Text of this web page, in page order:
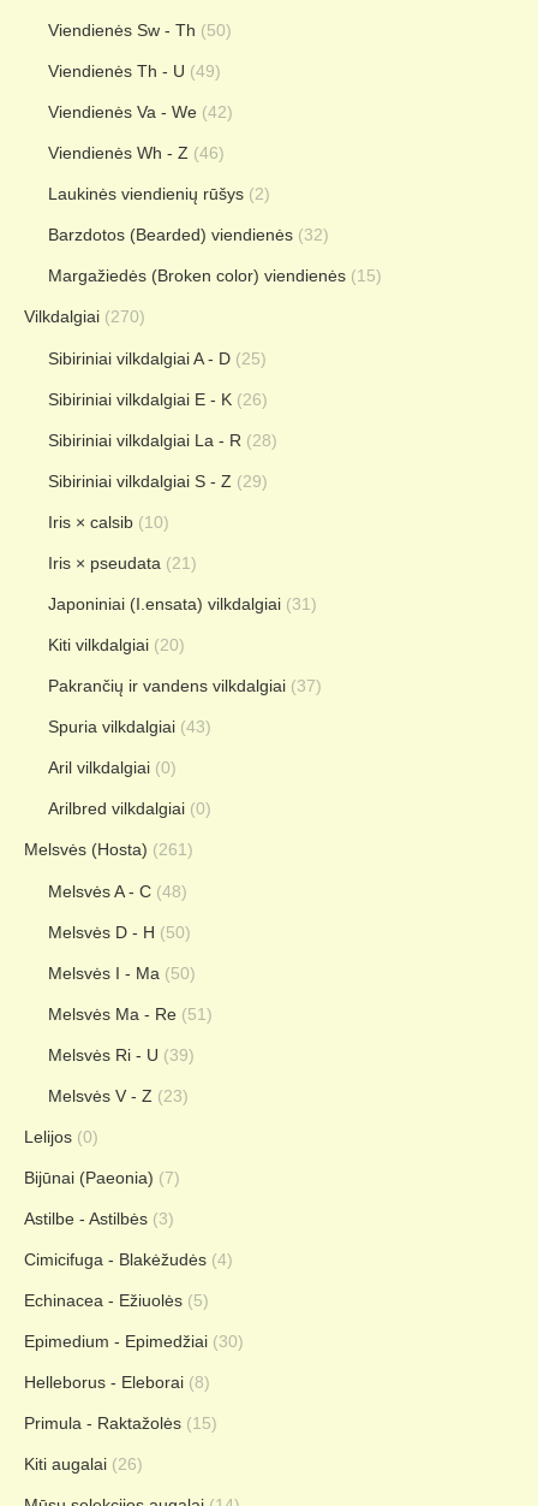
Viendienės Sw - Th (50)
Viendienės Th - U (49)
Viendienės Va - We (42)
Viendienės Wh - Z (46)
Laukinės viendienių rūšys (2)
Barzdotos (Bearded) viendienės (32)
Margažiedės (Broken color) viendienės (15)
Vilkdalgiai (270)
Sibiriniai vilkdalgiai A - D (25)
Sibiriniai vilkdalgiai E - K (26)
Sibiriniai vilkdalgiai La - R (28)
Sibiriniai vilkdalgiai S - Z (29)
Iris × calsib (10)
Iris × pseudata (21)
Japoniniai (I.ensata) vilkdalgiai (31)
Kiti vilkdalgiai (20)
Pakrančių ir vandens vilkdalgiai (37)
Spuria vilkdalgiai (43)
Aril vilkdalgiai (0)
Arilbred vilkdalgiai (0)
Melsvės (Hosta) (261)
Melsvės A - C (48)
Melsvės D - H (50)
Melsvės I - Ma (50)
Melsvės Ma - Re (51)
Melsvės Ri - U (39)
Melsvės V - Z (23)
Lelijos (0)
Bijūnai (Paeonia) (7)
Astilbe - Astilbės (3)
Cimicifuga - Blakėžudės (4)
Echinacea - Ežiuolės (5)
Epimedium - Epimedžiai (30)
Helleborus - Eleborai (8)
Primula - Raktažolės (15)
Kiti augalai (26)